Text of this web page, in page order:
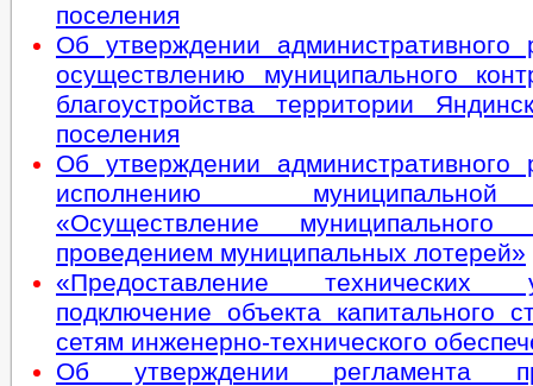
поселения
Об утверждении административного
осуществлению муниципального
благоустройства территории
поселения
Об утверждении административного
исполнению
«Осуществление
проведением муниципальных лотерей»
«Предоставление
подключение объекта капитального
сетям инженерно-технического
Об утверждении регламента